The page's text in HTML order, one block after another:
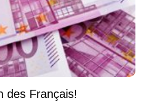
des Français!